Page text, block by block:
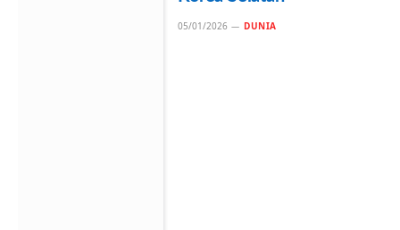
05/01/2026 DUNIA